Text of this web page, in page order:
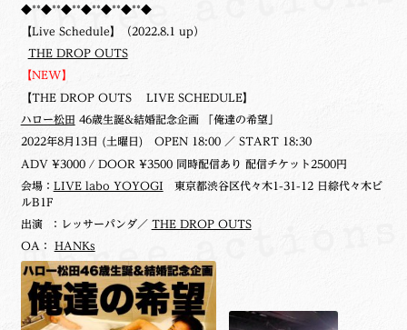
◆**◆**◆**◆**◆**◆**◆
【Live Schedule】（2022.8.1 up）
THE DROP OUTS
【NEW】
【THE DROP OUTS LIVE SCHEDULE】
ハロー松田 46歳生誕&結婚記念企画 「俺達の希望」
2022年8月13日 (土曜日) OPEN 18:00 ／ START 18:30
ADV ¥3000 / DOOR ¥3500 同時配信あり 配信チケット2500円
会場： LIVE labo YOYOGI 東京都渋谷区代々木1-31-12 日綜代々木ビ
ルB1F
出演 ：レッサーパンダ／ THE DROP OUTS
OA： HANKs